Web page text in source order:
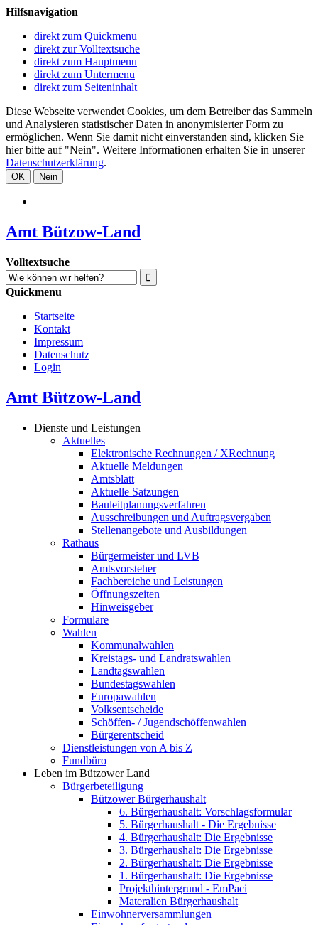
Hilfsnavigation
direkt zum Quickmenu
direkt zur Volltextsuche
direkt zum Hauptmenu
direkt zum Untermenu
direkt zum Seiteninhalt
Diese Webseite verwendet Cookies, um dem Betreiber das Sammeln
und Analysieren statistischer Daten in anonymisierter Form zu
ermöglichen. Wenn Sie damit nicht einverstanden sind, klicken Sie
hier bitte auf "Nein". Weitere Informationen erhalten Sie in unserer
Datenschutzerklärung.
OK Nein
Amt Bützow-Land
Volltextsuche
Quickmenu
Startseite
Kontakt
Impressum
Datenschutz
Login
Amt Bützow-Land
Dienste und Leistungen
Aktuelles
Elektronische Rechnungen / XRechnung
Aktuelle Meldungen
Amtsblatt
Aktuelle Satzungen
Bauleitplanungsverfahren
Ausschreibungen und Auftragsvergaben
Stellenangebote und Ausbildungen
Rathaus
Bürgermeister und LVB
Amtsvorsteher
Fachbereiche und Leistungen
Öffnungszeiten
Hinweisgeber
Formulare
Wahlen
Kommunalwahlen
Kreistags- und Landratswahlen
Landtagswahlen
Bundestagswahlen
Europawahlen
Volksentscheide
Schöffen- / Jugendschöffenwahlen
Bürgerentscheid
Dienstleistungen von A bis Z
Fundbüro
Leben im Bützower Land
Bürgerbeteiligung
Bützower Bürgerhaushalt
6. Bürgerhaushalt: Vorschlagsformular
5. Bürgerhaushalt - Die Ergebnisse
4. Bürgerhaushalt: Die Ergebnisse
3. Bürgerhaushalt: Die Ergebnisse
2. Bürgerhaushalt: Die Ergebnisse
1. Bürgerhaushalt: Die Ergebnisse
Projekthintergrund - EmPaci
Materalien Bürgerhaushalt
Einwohnerversammlungen